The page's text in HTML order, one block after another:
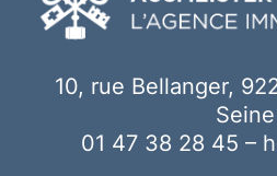
10, rue Bellanger,
Seine
01 47 38 28 45 –